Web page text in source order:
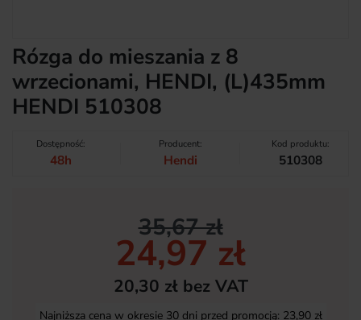
Rózga do mieszania z 8
wrzecionami, HENDI, (L)435mm
HENDI 510308
Dostępność:
48h
Producent:
Hendi
Kod produktu:
510308
35,67 zł
24,97 zł
20,30 zł bez VAT
Najniższa cena w okresie 30 dni przed promocją: 23,90 zł